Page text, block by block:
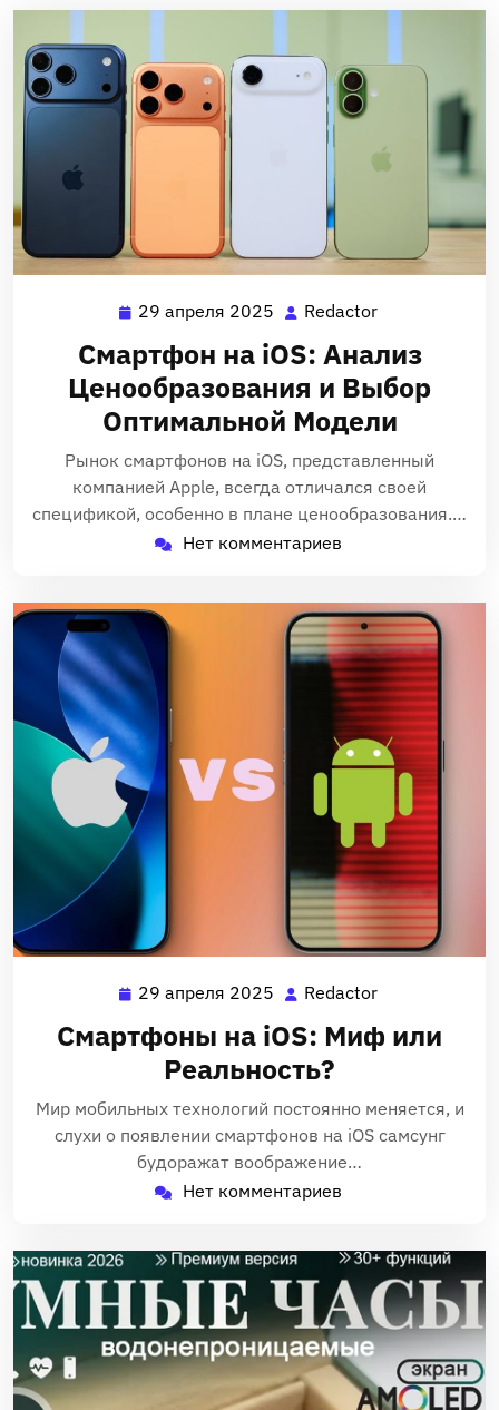
29 апреля 2025 29
2025
Redactor
Смартфон на iOS: Анализ
Ценообразования и Выбор
Оптимальной Модели
Рынок смартфонов на iOS, представленный
компанией Apple, всегда отличался своей
спецификой, особенно в плане ценообразования.…
Нет комментариев
29 апреля 2025 29
2025
Redactor
Смартфоны на iOS: Миф или
Реальность?
Мир мобильных технологий постоянно меняется, и
слухи о появлении смартфонов на iOS самсунг
будоражат воображение…
Нет комментариев